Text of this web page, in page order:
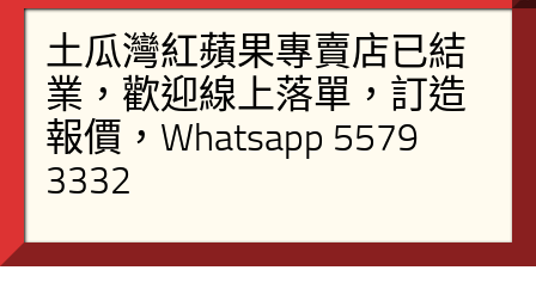
47.5吋三櫃桶電視櫃 TR083-48